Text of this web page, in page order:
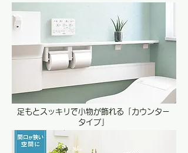
足もとスッキリで小物が飾れる「カウンター
タイプ」